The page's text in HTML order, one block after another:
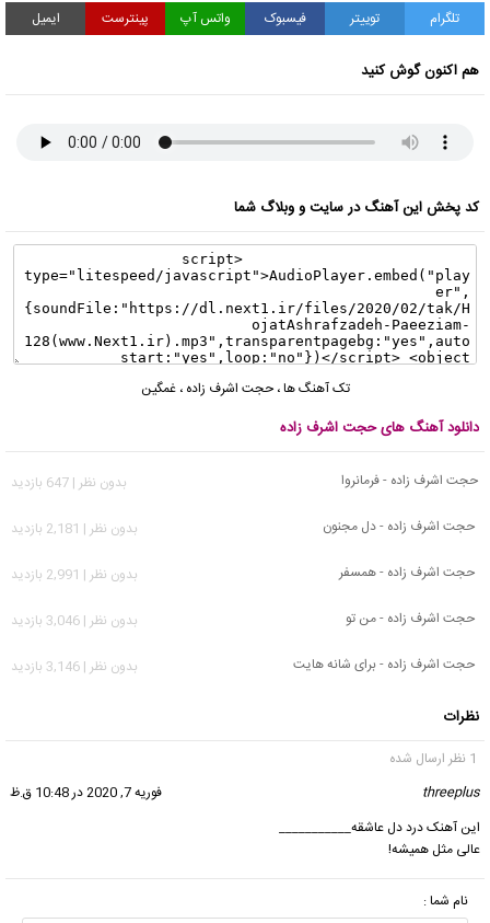
تلگرام توییتر فیسبوک واتس آپ پینترست ایمیل
هم اکنون گوش کنید
کد پخش این آهنگ در سایت و وبلاگ شما
تک آهنگ ها،حجت اشرف زاده ،غمگین
دانلود آهنگ های حجت اشرف زاده
حجت اشرف زاده - فرمانروا
بدون نظر | 647 بازدید
حجت اشرف زاده - دل مجنون
بدون نظر | 2,181 بازدید
حجت اشرف زاده - همسفر
بدون نظر | 2,991 بازدید
حجت اشرف زاده - من تو
بدون نظر | 3,046 بازدید
حجت اشرف زاده - برای شانه هایت
بدون نظر | 3,146 بازدید
نظرات
1 نظر ارسال شده
threeplus
فوریه 7, 2020 در 10:48 ق.ظ
این آهنک درد دل عاشقه___________
عالی مثل همیشه!
نام شما :